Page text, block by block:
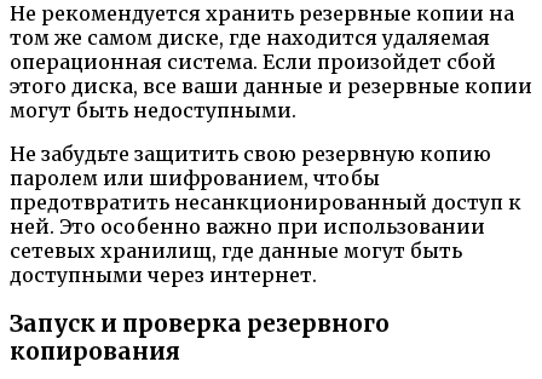
Не рекомендуется хранить резервные копии на
том же самом диске, где находится удаляемая
операционная система. Если произойдет сбой
этого диска, все ваши данные и резервные копии
могут быть недоступными.
Не забудьте защитить свою резервную копию
паролем или шифрованием, чтобы
предотвратить несанкционированный доступ к
ней. Это особенно важно при использовании
сетевых хранилищ, где данные могут быть
доступными через интернет.
Запуск и проверка резервного
копирования